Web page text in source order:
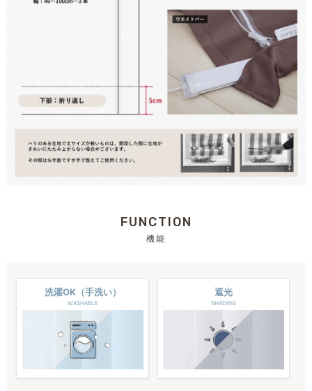
FUNCTION
機能
洗濯OK（手洗い）
WASHABLE
遮光
SHADING